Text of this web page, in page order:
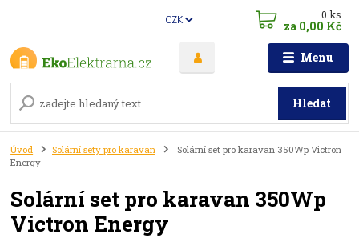
Menu
CZK
Hledat
0ks
za 0,00 Kč
Úvod Solární sety pro karavan
Solární set pro karavan 350Wp Victron
Energy
Solární set pro karavan 350Wp
Victron Energy